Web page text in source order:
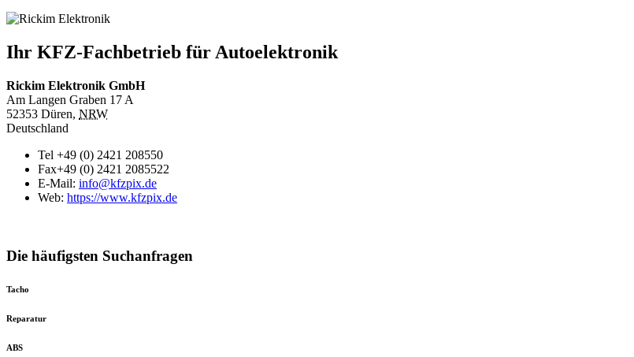
Ihr KFZ-Fachbetrieb für Autoelektronik
Rickim Elektronik GmbH
Am Langen Graben 17 A
52353 Düren, NRW
Deutschland
Tel +49 (0) 2421 208550
Fax+49 (0) 2421 2085522
E-Mail: info@kfzpix.de
Web: https://www.kfzpix.de
Die häufigsten Suchanfragen
Tacho
Reparatur
ABS